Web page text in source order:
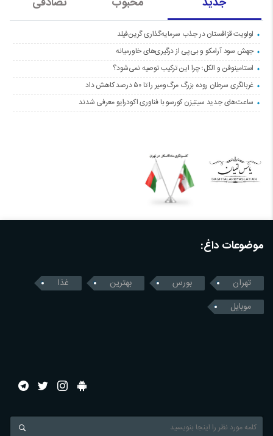
اولویت قزاقستان در جذب سرمایه‌گذاری گرین‌فیلد
جهش سود آرامکو و بی‌پی از درگیری‌های خاورمیانه
استامینوفن و الکل؛ چرا این ترکیب توصیه نمی‌شود؟
غربالگری سرطان روده بزرگ مرگ‌ومیر را تا ۵۰ درصد کاهش داد
ساعت‌های جدید سیتیزن کورسو با فناوری اکودرایو معرفی شدند
موضوعات داغ:
تهران بورس بهترین
غذا
موبایل